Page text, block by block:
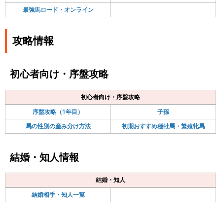
最強馬ロード・オンライン
攻略情報
初心者向け・序盤攻略
初心者向け・序盤攻略
序盤攻略（1年目）
子孫
馬の性別の産み分け方法
初期おすすめ種牡馬・繁殖牝馬
結婚・知人情報
結婚・知人
結婚相手・知人一覧